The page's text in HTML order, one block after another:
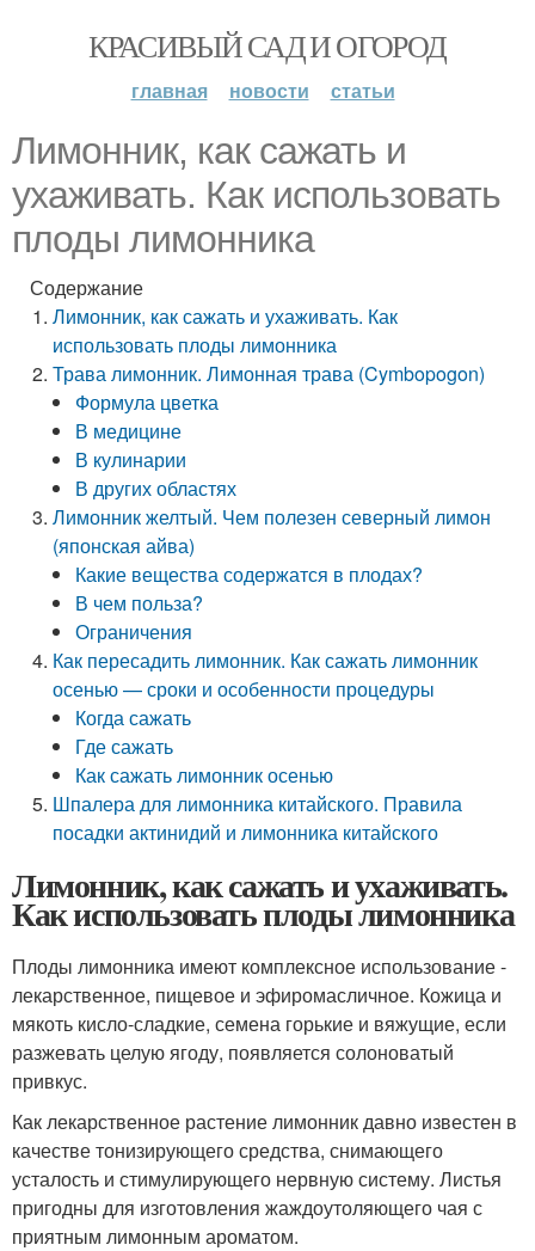
КРАСИВЫЙ САД И ОГОРОД
главная новости статьи
Лимонник, как сажать и
ухаживать. Как использовать
плоды лимонника
Содержание
Лимонник, как сажать и ухаживать. Как
использовать плоды лимонника
Трава лимонник. Лимонная трава (Cymbopogon)
Формула цветка
В медицине
В кулинарии
В других областях
Лимонник желтый. Чем полезен северный лимон
(японская айва)
Какие вещества содержатся в плодах?
В чем польза?
Ограничения
Как пересадить лимонник. Как сажать лимонник
осенью — сроки и особенности процедуры
Когда сажать
Где сажать
Как сажать лимонник осенью
Шпалера для лимонника китайского. Правила
посадки актинидий и лимонника китайского
Лимонник, как сажать и ухаживать.
Как использовать плоды лимонника
Плоды лимонника имеют комплексное использование -
лекарственное, пищевое и эфиромасличное. Кожица и
мякоть кисло-сладкие, семена горькие и вяжущие, если
разжевать целую ягоду, появляется солоноватый
привкус.
Как лекарственное растение лимонник давно известен в
качестве тонизирующего средства, снимающего
усталость и стимулирующего нервную систему. Листья
пригодны для изготовления жаждоутоляющего чая с
приятным лимонным ароматом.